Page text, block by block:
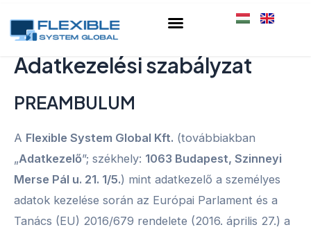
Adatkezelési szabályzat
PREAMBULUM
A Flexible System Global Kft. (továbbiakban
„Adatkezelő”; székhely: 1063 Budapest, Szinneyi
Merse Pál u. 21. 1/5.) mint adatkezelő a személyes
adatok kezelése során az Európai Parlament és a
Tanács (EU) 2016/679 rendelete (2016. április 27.) a